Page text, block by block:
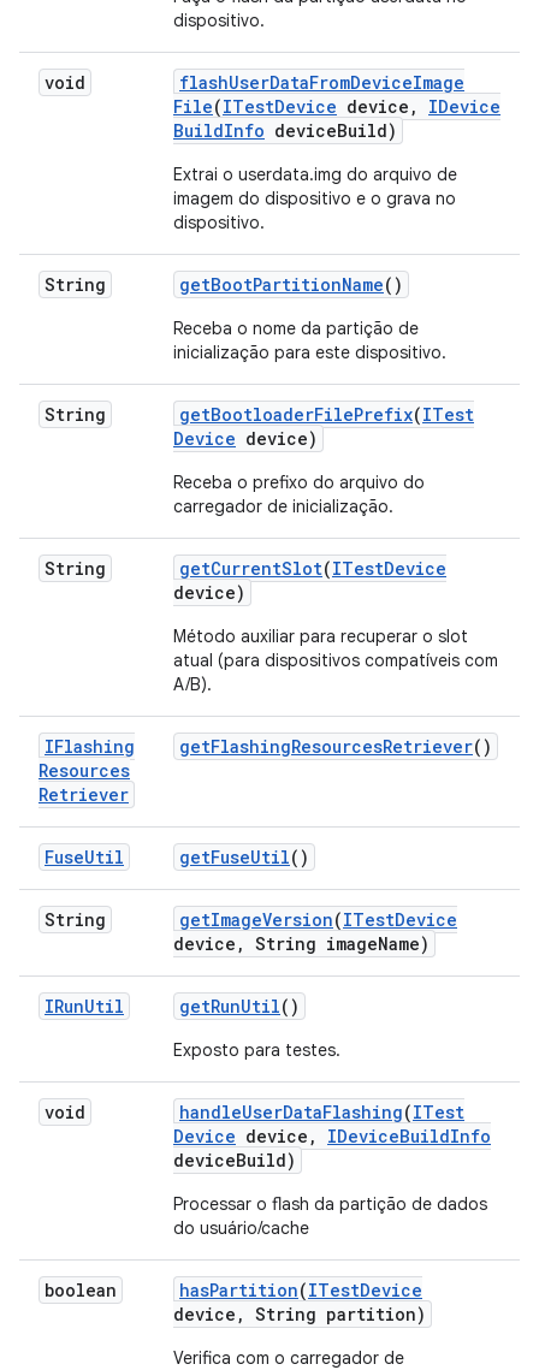
dispositivo.
void flashUserDataFromDeviceImage
File(ITestDevice device ,
IDevice
BuildInfo deviceBuild)
Extrai o userdata.img do arquivo de
imagem do dispositivo e o grava no
dispositivo.
String getBootPartitionName()
Receba o nome da partição de
inicialização para este dispositivo.
String getBootloaderFilePrefix(ITest
Device device)
Receba o prefixo do arquivo do
carregador de inicialização.
String getCurrentSlot(ITestDevice
device)
Método auxiliar para recuperar o slot
atual (para dispositivos compatíveis com
A/B).
IFlashing
Resources
Retriever
getFlashingResourcesRetriever()
FuseUtil getFuseUtil()
String getImageVersion(ITestDevice
device , String imageName)
IRunUtil getRunUtil()
Exposto para testes.
void handleUserDataFlashing(ITest
Device device , IDeviceBuildInfo
deviceBuild)
Processar o flash da partição de dados
do usuário/cache
boolean hasPartition(ITestDevice
device , String partition)
Verifica com o carregador de